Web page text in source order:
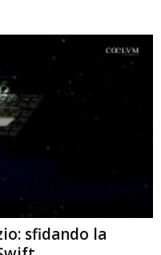
sfidando la